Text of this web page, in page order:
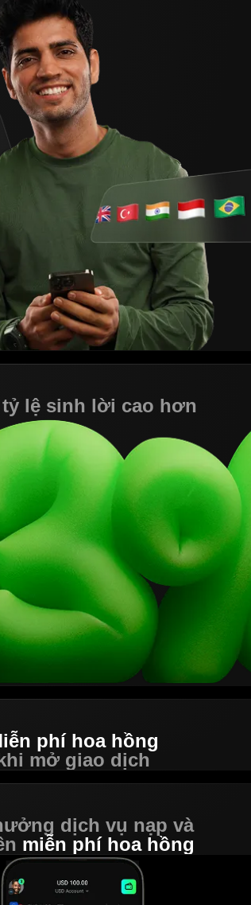
phí hoa hồng
mở giao dịch
tỷ lệ sinh lời cao hơn
dịch vụ nạp và
miễn phí hoa hồng